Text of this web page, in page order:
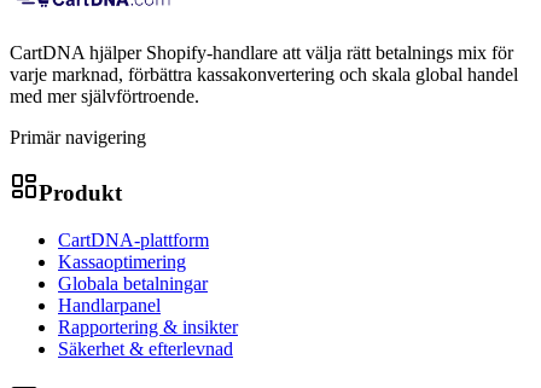
CartDNA hjälper Shopify-handlare att välja rätt betalnings mix för
varje marknad, förbättra kassakonvertering och skala global handel
med mer självförtroende.
Primär navigering
Produkt
CartDNA-plattform
Kassaoptimering
Globala betalningar
Handlarpanel
Rapportering & insikter
Säkerhet & efterlevnad